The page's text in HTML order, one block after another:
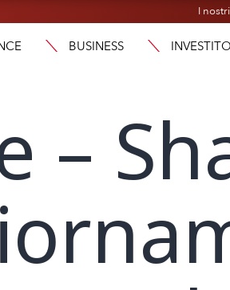
I
BUSINESS
–